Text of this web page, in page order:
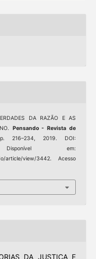
DA RAZÃO E AS
Pensando - Revista de
2019. DOI:
Disponível em:
article/view/3442. Acesso
DA JUSTIÇA E